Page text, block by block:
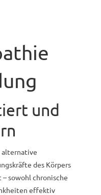
und
alternative
des Körpers
sowohl chronische
effektiv